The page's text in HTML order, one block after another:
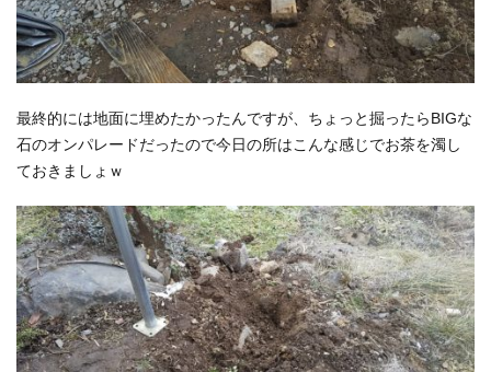
最終的には地面に埋めたかったんですが、ちょっと掘ったらBIGな
石のオンパレードだったので今日の所はこんな感じでお茶を濁し
ておきましょｗ